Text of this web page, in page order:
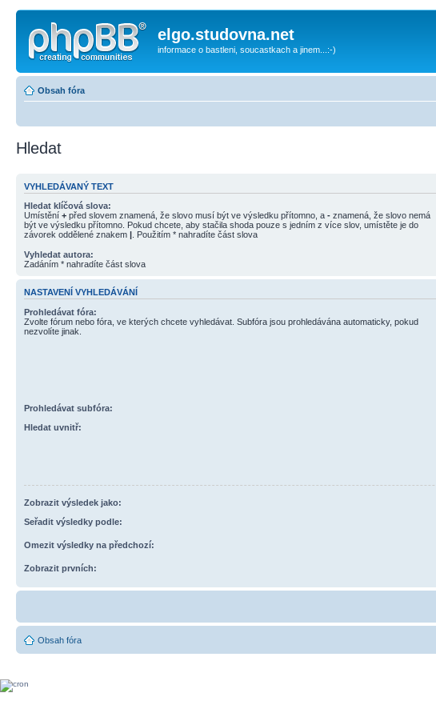
elgo.studovna.net
informace o bastleni, soucastkach a jinem...:-)
Obsah fóra
Hledat
VYHLEDÁVANÝ TEXT
Hledat klíčová slova:
Umístění + před slovem znamená, že slovo musí být ve výsledku přítomno, a - znamená, že slovo nemá
být ve výsledku přítomno. Pokud chcete, aby stačila shoda pouze s jedním z více slov, umístěte je do
závorek oddělené znakem | . Použitím * nahradíte část slova
Vyhledat autora:
Zadáním * nahradíte část slova
NASTAVENÍ VYHLEDÁVÁNÍ
Prohledávat fóra:
Zvolte fórum nebo fóra, ve kterých chcete vyhledávat. Subfóra jsou prohledávána automaticky, pokud
nezvolíte jinak.
Prohledávat subfóra:
Hledat uvnitř:
Zobrazit výsledek jako:
Seřadit výsledky podle:
Omezit výsledky na předchozí:
Zobrazit prvních:
Obsah fóra